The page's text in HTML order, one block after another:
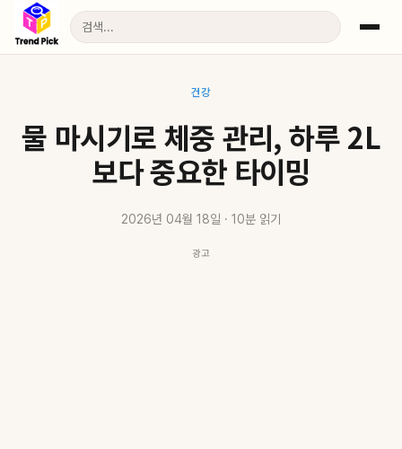
건강
물 마시기로 체중 관리, 하루 2L
보다 중요한 타이밍
2026년 04월 18일 · 10분 읽기
광고